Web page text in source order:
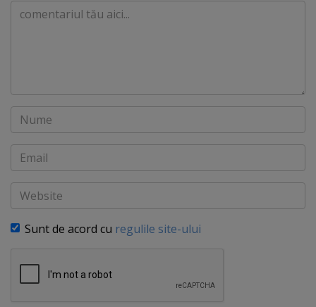
Comentariu
Nume
Email
Website
Sunt de acord cu regulile site-ului